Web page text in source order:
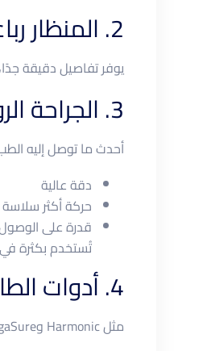
2. المنظار رباعي الأبعاد (4K Laparoscopy)
يوفر تفاصيل دقيقة
3. الجراحة الروبوتية (Robotic Surgery)
أحدث ما توصل إليه
دقة عالية
حركة أكثر سلاسة
قدرة على
تُستخدم بكثرة
4. أدوات الطاقة المتقدمة
مثل Harmonic وLigaSure، التي تُقلل النزيف وتُسرّع وقت الجراحة.